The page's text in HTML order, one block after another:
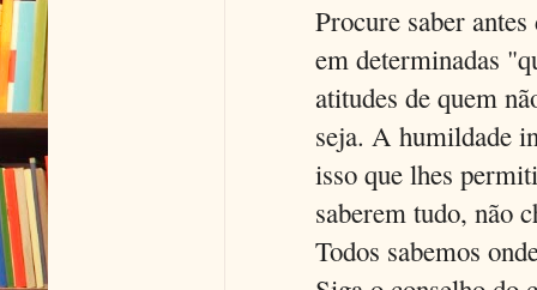
Procure saber
em determinadas
atitudes de quem
seja. A humildade
isso que lhes
saberem tudo, não
Todos sabemos